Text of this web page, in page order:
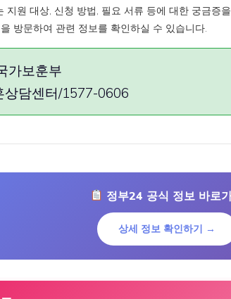
지원 대상, 신청 방법, 필요 서류 등에 대한 궁금증
방문하여 관련 정보를 확인하실 수 있습니다.
가보훈부
상담센터/1577-0606
정부24 공식 정보 바로
상세 정보 확인하기 →